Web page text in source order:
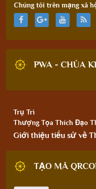
Chúng tôi trên mạng xã
PWA - CHÙA
Trụ Trì
Thượng Tọa Thích Đạo
Giới thiệu tiểu sử về
TẠO MÃ